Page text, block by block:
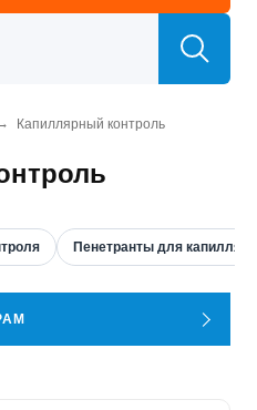
Капиллярный контроль
Пенетранты для